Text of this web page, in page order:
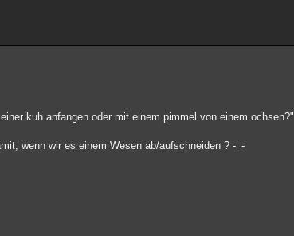
kuh anfangen oder mit einem pimmel von einem ochsen?"
wenn wir es einem Wesen ab/aufschneiden ? -_-